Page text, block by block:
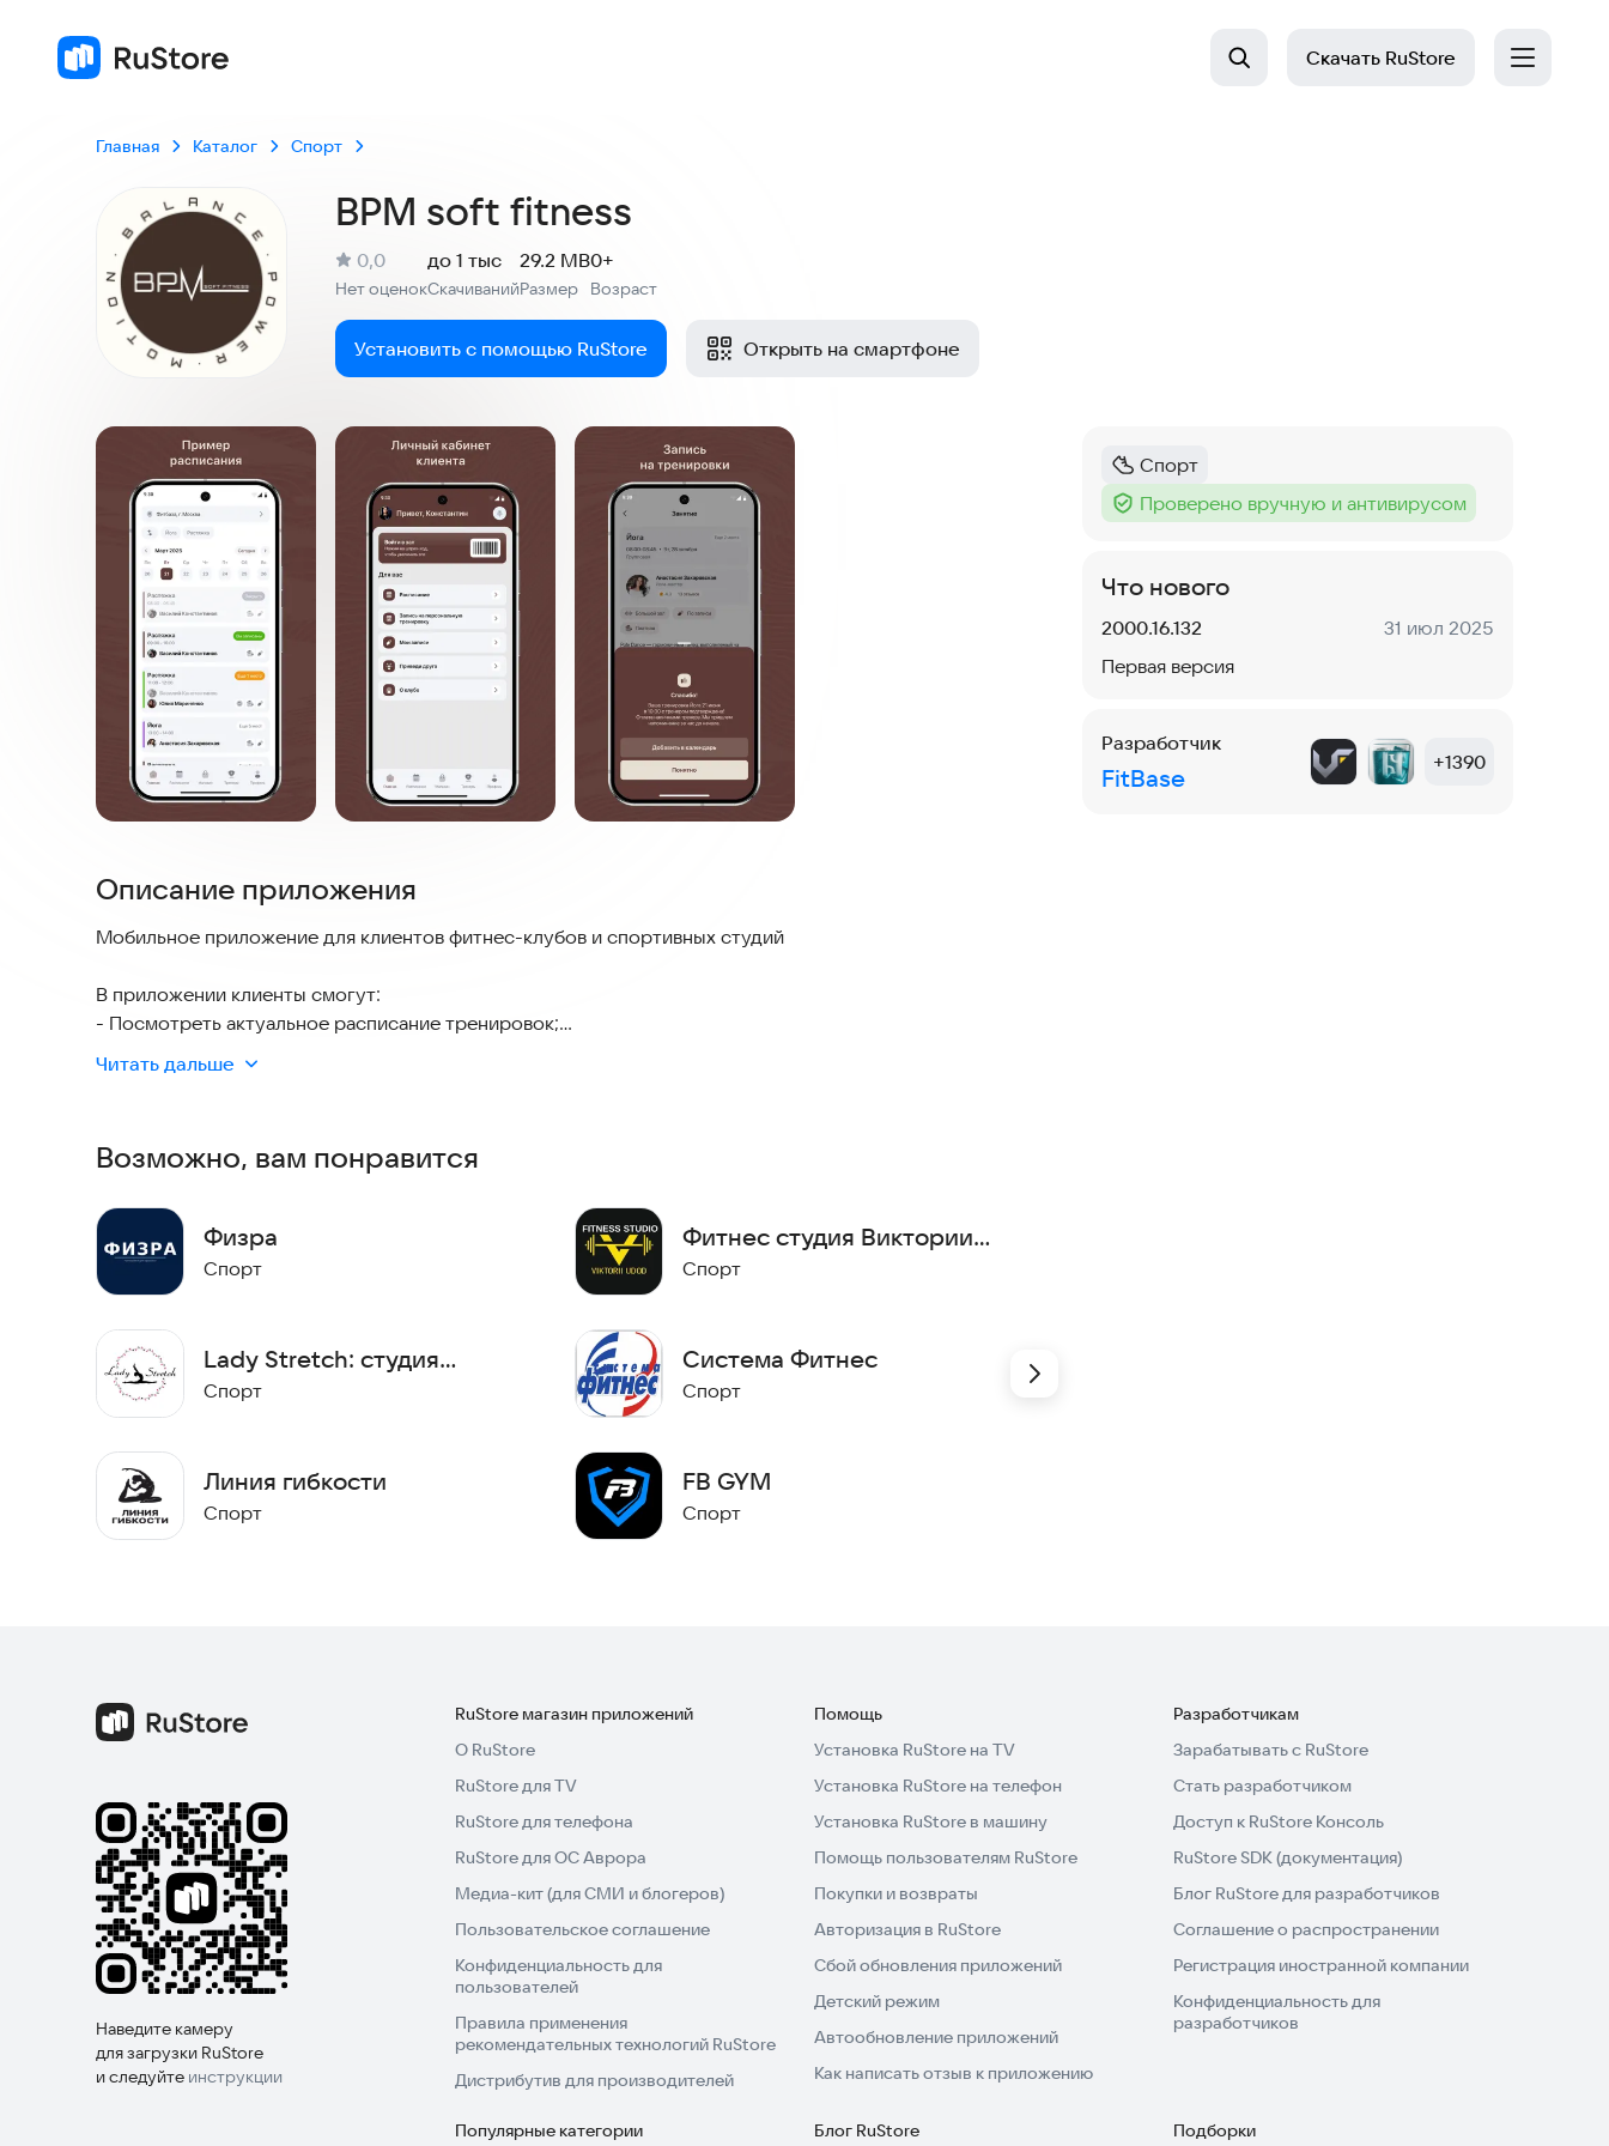
Скачать RuStore
Главная Каталог Спорт
BPM soft fitness
Рейтинг:
0,0
Нет оценокСкачиваний
до 1 тыс
Размер
29.2 MB
Возраст
0+
Установить с помощью RuStore Открыть на смартфоне
Скриншоты
Описание приложения
Мобильное приложение для клиентов фитнес-клубов и спортивных студий
В приложении клиенты смогут:
- Посмотреть актуальное расписание тренировок;
- Записаться на групповые тренировки;
- Получать PUSH-уведомления о предстоящей тренировке за 3 часа;
Читать дальше
Возможно, вам понравится
Физра
Спорт
Lady Stretch: студия
растяжки
Спорт
Линия гибкости
Спорт
Фитнес студия Виктории
Удод
Спорт
Система Фитнес
Спорт
FB GYM
Спорт
Категория
Спорт
Тег :
Проверено вручную и антивирусом
Что нового
Версия:
2000.16.132 Дата:
31 июл 2025
Первая версия
Разработчик
FitBase
+1390
Наведите камеру
для загрузки RuStore
и следуйте инструкции
RuStore магазин приложений
О RuStore
RuStore для TV
RuStore для телефона
RuStore для ОС Аврора
Медиа-кит (для СМИ и блогеров)
Пользовательское соглашение
Конфиденциальность для
пользователей
Правила применения
рекомендательных технологий RuStore
Дистрибутив для производителей
Помощь
Установка RuStore на TV
Установка RuStore на телефон
Установка RuStore в машину
Помощь пользователям RuStore
Покупки и возвраты
Авторизация в RuStore
Сбой обновления приложений
Детский режим
Автообновление приложений
Как написать отзыв к приложению
Разработчикам
Зарабатывать с RuStore
Стать разработчиком
Доступ к RuStore Консоль
RuStore SDK (документация)
Блог RuStore для разработчиков
Соглашение о распространении
Регистрация иностранной компании
Конфиденциальность для
разработчиков
Популярные категории Блог RuStore Подборки